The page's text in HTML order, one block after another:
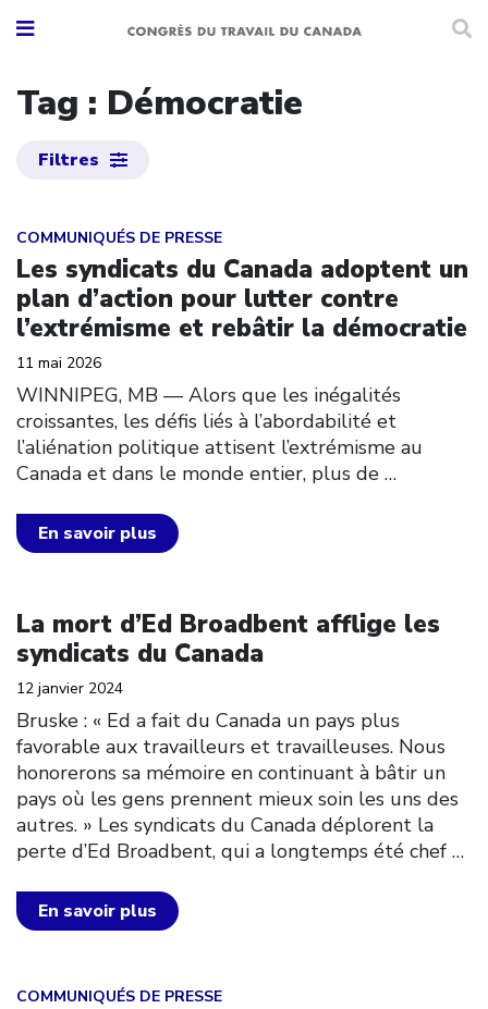
Tag : Démocratie
Filtres
COMMUNIQUÉS DE PRESSE
Les syndicats du Canada adoptent un
plan d’action pour lutter contre
l’extrémisme et rebâtir la démocratie
11 mai 2026
WINNIPEG, MB — Alors que les inégalités
croissantes, les défis liés à l’abordabilité et
l’aliénation politique attisent l’extrémisme au
Canada et dans le monde entier, plus de …
En savoir plus
Click to open the link
La mort d’Ed Broadbent afflige les
syndicats du Canada
12 janvier 2024
Bruske : « Ed a fait du Canada un pays plus
favorable aux travailleurs et travailleuses. Nous
honorerons sa mémoire en continuant à bâtir un
pays où les gens prennent mieux soin les uns des
autres. » Les syndicats du Canada déplorent la
perte d’Ed Broadbent, qui a longtemps été chef …
En savoir plus
COMMUNIQUÉS DE PRESSE
Click to open the link